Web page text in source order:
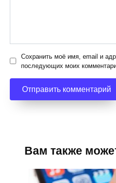
Сохранить моё имя, email и
последующих моих
Вам также